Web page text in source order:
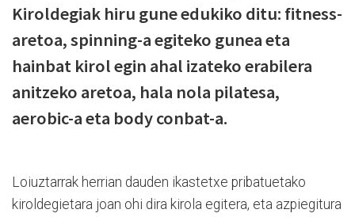
Kiroldegiak hiru gune edukiko ditu: fitness-
aretoa, spinning-a egiteko gunea eta
hainbat kirol egin ahal izateko erabilera
anitzeko aretoa, hala nola pilatesa,
aerobic-a eta body conbat-a.
Loiuztarrak herrian dauden ikastetxe pribatuetako
kiroldegietara joan ohi dira kirola egitera, eta azpiegitura